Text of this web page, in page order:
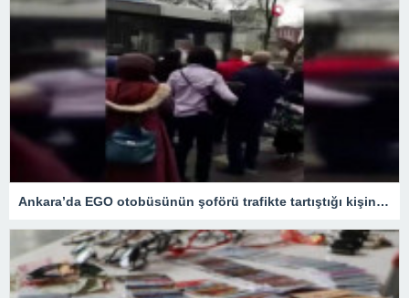
Ankara’da EGO otobüsünün şoförü trafikte tartıştığı kişinin aracını metrelerce sürükledi